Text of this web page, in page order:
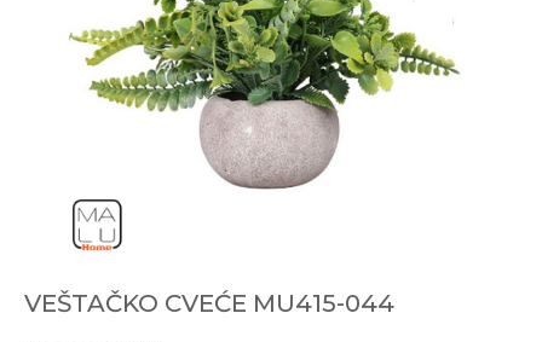
VEŠTAČKO CVEĆE MU415-044